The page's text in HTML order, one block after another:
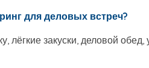
для деловых встреч?
лёгкие закуски, деловой